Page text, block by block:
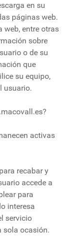
en su
páginas web.
web, entre otras
sobre
o de su
que
su equipo,
usuario.
activas
recabar y
accede a
para
interesa
servicio
sola ocasión.